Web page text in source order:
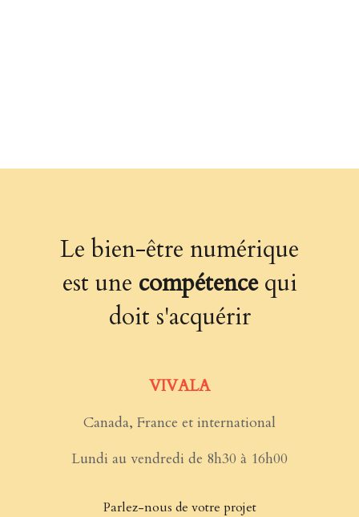
Le bien-être numérique
est une compétencequi
doit s'acquérir
VIVALA
Canada, France et international
Lundi au vendredi de 8h30 à 16h00
Parlez-nous de votre projet